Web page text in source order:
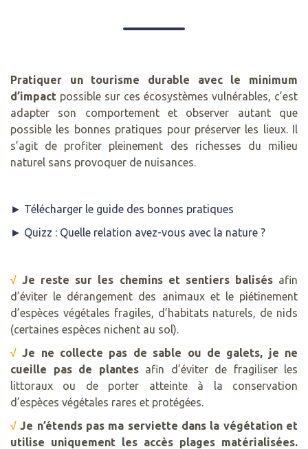
Pratiquer un tourisme durable avec le minimum
d’impact possible sur ces écosystèmes vulnérables, c’est
adapter son comportement et observer autant que
possible les bonnes pratiques pour préserver les lieux. Il
s’agit de profiter pleinement des richesses du milieu
naturel sans provoquer de nuisances.
► Télécharger le guide des bonnes pratiques
► Quizz : Quelle relation avez-vous avec la nature ?
√ Je reste sur les chemins et sentiers balisésafin
d’éviter le dérangement des animaux et le piétinement
d’espèces végétales fragiles, d’habitats naturels, de nids
(certaines espèces nichent au sol).
√ Je ne collecte pas de sable ou de galets, je ne
cueille pas de plantesafin d’éviter de fragiliser les
littoraux ou de porter atteinte à la conservation
d’espèces végétales rares et protégées.
√ Je n’étends pas ma serviette dans la végétation et
utilise uniquement les accès plages matérialisées.